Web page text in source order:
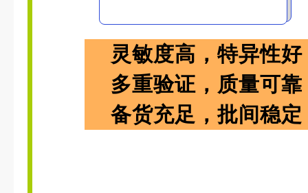
灵敏度高，特异性好
多重验证，质量可靠
备货充足，批间稳定